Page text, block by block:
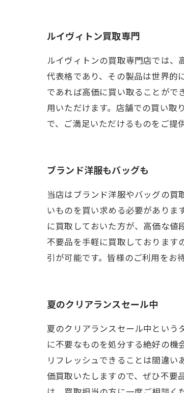
ルイヴィトン買取専門
ルイヴィトンの買取専門店では、
代表格であり、その製品は世界的
であれば高価に買い取ることがで
用いただけます。店舗での買い取
で、ご満足いただけるものをご提
ブランド洋服もバッグも
当店はブランド洋服やバッグの買
いものを買い求める必要があり
に買取しておいた方が、高価な値
不要品を手軽に買取しております
引が可能です。皆様のご利用をお
夏のクリアランスセール中
夏のクリアランスセール中という
に不要なものを処分する絶好の機
リフレッシュできることは間違
価買取いたしますので、ぜひ不要